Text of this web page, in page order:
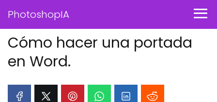
PhotoshopIA
Cómo hacer una portada
en Word.